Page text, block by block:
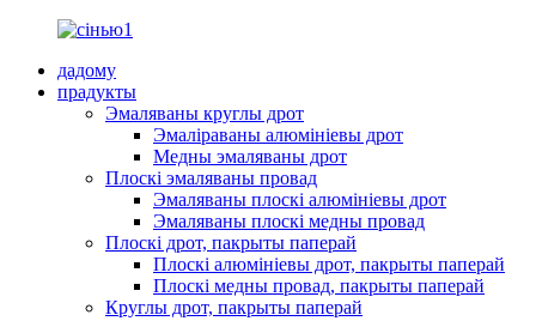
дадому
прадукты
Эмаляваны круглы дрот
Эмаліраваны алюмініевы дрот
Медны эмаляваны дрот
Плоскі эмаляваны провад
Эмаляваны плоскі алюмініевы дрот
Эмаляваны плоскі медны провад
Плоскі дрот, пакрыты паперай
Плоскі алюмініевы дрот, пакрыты паперай
Плоскі медны провад, пакрыты паперай
Круглы дрот, пакрыты паперай